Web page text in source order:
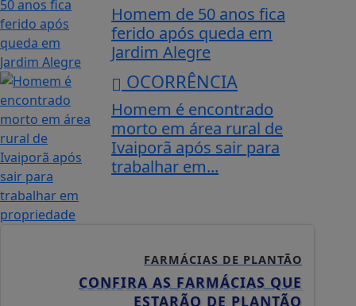
Homem de 50 anos fica
ferido após queda em
Jardim Alegre
OCORRÊNCIA
Homem é encontrado
morto em área rural de
Ivaiporã após sair para
trabalhar em...
FARMÁCIAS DE PLANTÃO
CONFIRA AS FARMÁCIAS QUE
ESTARÃO DE PLANTÃO